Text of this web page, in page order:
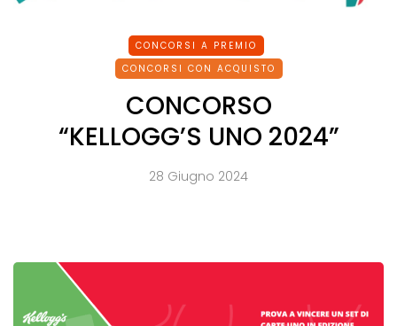
CONCORSI A PREMIO
CONCORSI CON ACQUISTO
CONCORSO
“KELLOGG’S UNO 2024”
28 Giugno 2024